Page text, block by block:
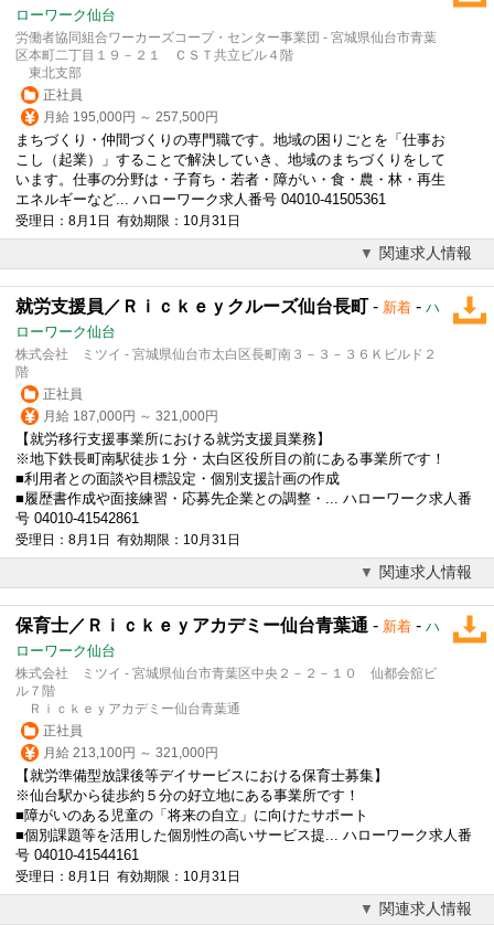
ローワーク仙台
労働者協同組合ワーカーズコープ・センター事業団 - 宮城県仙台市青葉
区本町二丁目１９－２１ ＣＳＴ共立ビル４階
東北支部
正社員
月給 195,000円 ～ 257,500円
まちづくり・仲間づくりの専門職です。地域の困りごとを「仕事お
こし（起業）」することで解決していき、地域のまちづくりをして
います。仕事の分野は・子育ち・若者・障がい・食・農・林・再生
エネルギーなど... ハローワーク求人番号 04010-41505361
受理日：8月1日 有効期限：10月31日
関連求人情報
就労支援員／Ｒｉｃｋｅｙクルーズ仙台長町- 新着 - ハ
ローワーク仙台
株式会社 ミツイ - 宮城県仙台市太白区長町南３－３－３６Ｋビルド２
階
正社員
月給 187,000円 ～ 321,000円
【就労移行支援事業所における就労支援員業務】
※地下鉄長町南駅徒歩１分・太白区役所目の前にある事業所です！
■利用者との面談や目標設定・個別支援計画の作成
■履歴書作成や面接練習・応募先企業との調整・... ハローワーク求人番
号 04010-41542861
受理日：8月1日 有効期限：10月31日
関連求人情報
保育士／Ｒｉｃｋｅｙアカデミー仙台青葉通 - 新着 - ハ
ローワーク仙台
株式会社 ミツイ - 宮城県仙台市青葉区中央２－２－１０ 仙都会舘ビ
ル７階
Ｒｉｃｋｅｙアカデミー仙台青葉通
正社員
月給 213,100円 ～ 321,000円
【就労準備型放課後等デイサービス における保育士募集】
※仙台駅から徒歩約５分の好立地にある事業所です！
■障がいのある児童の「将来の自立」に向けたサポート
■個別課題等を活用した個別性の高いサービス提... ハローワーク求人番
号 04010-41544161
受理日：8月1日 有効期限：10月31日
関連求人情報